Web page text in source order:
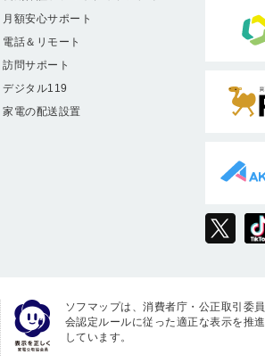
月額安心サポート
電話＆リモート
訪問サポート
デジタル119
家電の配送設置
ソフマップは、消費者庁・公正取引委員
会認定ルールに従った適正な表示を推進
しています。